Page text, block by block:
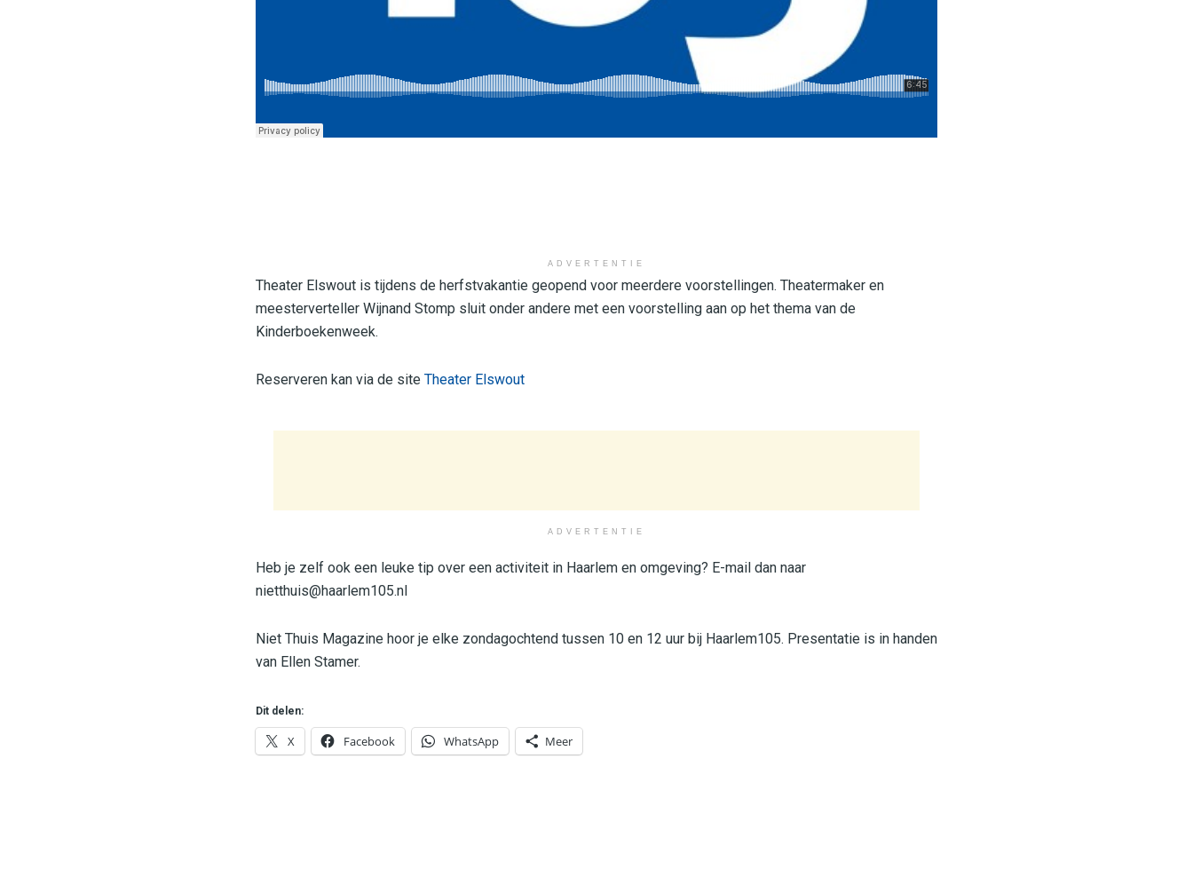
ADVERTENTIE
Theater Elswout is tijdens de herfstvakantie geopend voor meerdere voorstellingen. Theatermaker en
meesterverteller Wijnand Stomp sluit onder andere met een voorstelling aan op het thema van de
Kinderboekenweek.
Reserveren kan via de site Theater Elswout
ADVERTENTIE
Heb je zelf ook een leuke tip over een activiteit in Haarlem en omgeving? E-mail dan naar
nietthuis@haarlem105.nl
Niet Thuis Magazine hoor je elke zondagochtend tussen 10 en 12 uur bij Haarlem105. Presentatie is in handen
van Ellen Stamer.
Dit delen:
X Facebook WhatsApp Meer